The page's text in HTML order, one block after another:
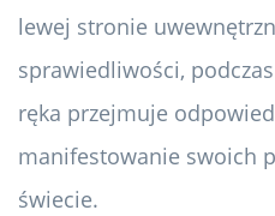
lewej stronie
sprawiedliwości,
ręka przejmuje
manifestowanie swoich
świecie.